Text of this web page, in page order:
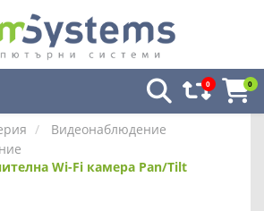
0 0
Видеонаблюдение
Wi-Fi камера Pan/Tilt